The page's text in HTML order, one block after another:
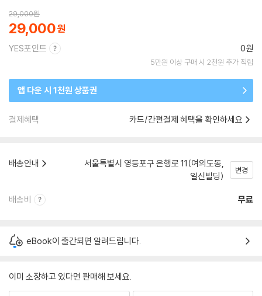
29,000원
29,000
YES포인트 0원
5만원 이상 구매 시 2천원 추가 적립
앱 다운 시 1천원 상품권
결제혜택 카드/간편결제 혜택을 확인하세요
배송안내
서울특별시 영등포구 은행로 11(여의도동,
일신빌딩)
변경
배송비 무료
eBook이 출간되면 알려드립니다.
이미 소장하고 있다면 판매해 보세요.